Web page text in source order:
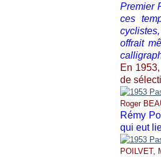
Premier
ces
offrait
En
de
Roger
Rémy
qui eut
POILVET,